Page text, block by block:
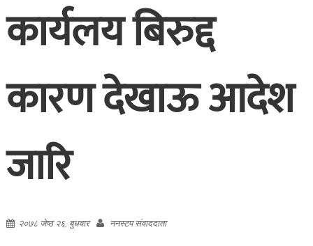
कार्यलय बिरुद्द
कारण देखाऊ आदेश
जारि
२०७८ जेष्ठ २६, बुधवार ननस्टप संवाददाता